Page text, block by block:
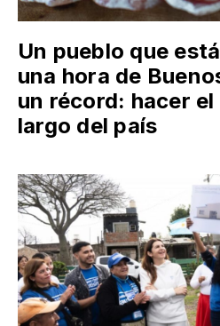
Un pueblo que
una hora de
un récord: hacer el
largo del país